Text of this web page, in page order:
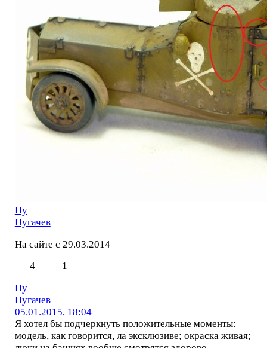
Пу
Пугачев
На сайте с 29.03.2014
4
1
Пу
Пугачев
05.01.2015, 18:04
Я хотел бы подчеркнуть положительные моменты:
модель, как говорится, ла эксклюзиве; окраска живая;